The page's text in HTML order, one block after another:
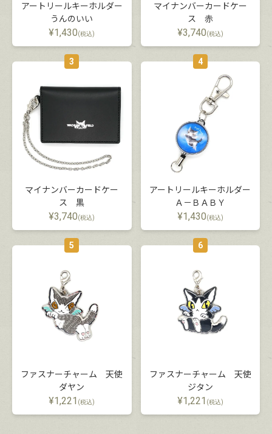
アートリールキーホルダー
うんのいい
¥1,430(税込)
マイナンバーカードケー
ス 赤
¥3,740(税込)
3
マイナンバーカードケー
ス 黒
¥3,740(税込)
4
アートリールキーホルダー
Ａ－ＢＡＢＹ
¥1,430(税込)
5
ファスナーチャーム 天使
ダヤン
¥1,221 (税込)
6
ファスナーチャーム 天使
ジタン
¥1,221 (税込)